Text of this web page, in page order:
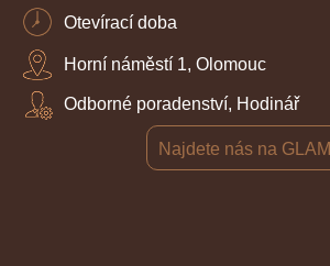
Otevírací doba
Horní náměstí 1, Olomouc
Odborné poradenství, Hodinář
Najdete nás na GLAMI